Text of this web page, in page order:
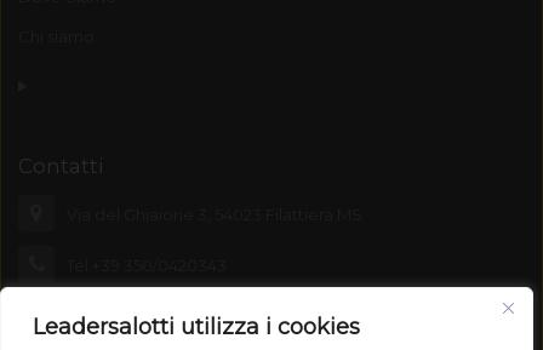
Leadersalotti utilizza i cookies
Contatti
leadersalotti@emporiolunigiana.com